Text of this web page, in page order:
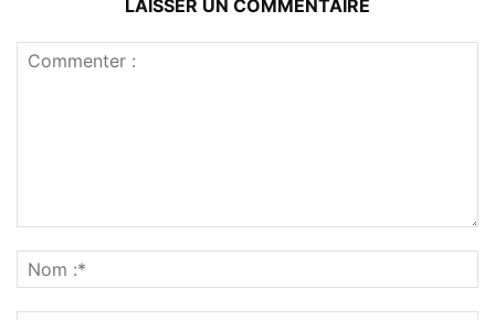
LAISSER UN COMMENTAIRE